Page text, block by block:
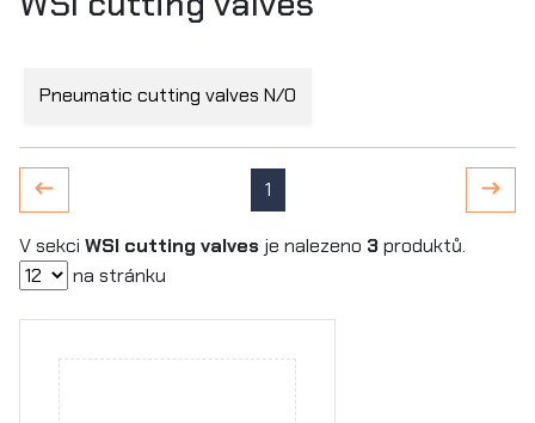
Pneumatic cutting valves N/O
1
V sekci WSI cutting valves je nalezeno 3produktů.
na stránku